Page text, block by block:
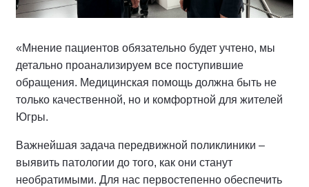
«Мнение пациентов обязательно будет учтено, мы
детально проанализируем все поступившие
обращения. Медицинская помощь должна быть не
только качественной, но и комфортной для жителей
Югры.
Важнейшая задача передвижной поликлиники –
выявить патологии до того, как они станут
необратимыми. Для нас первостепенно обеспечить